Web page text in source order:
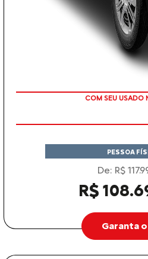
TAXA ZERO
PESSOA
De: R$
R$
Garanta